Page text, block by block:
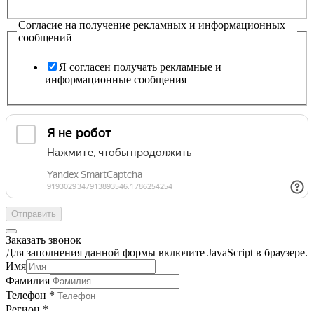
Согласие на получение рекламных и информационных
сообщений
Я согласен получать рекламные и
информационные сообщения
Отправить
Заказать звонок
Для заполнения данной формы включите JavaScript в браузере.
Имя
Фамилия
Телефон *